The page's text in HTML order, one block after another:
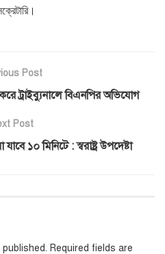
Post
ট্রাইব্যুনালে বিএনপির অভিযোগ
Post
১০ মিনিটে : স্বরাষ্ট্র উপদেষ্টা
Required fields are